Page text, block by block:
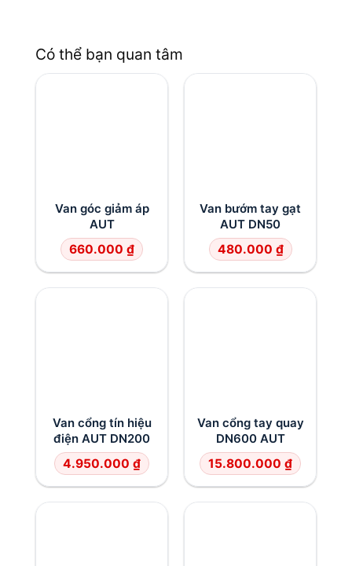
Có thể bạn quan tâm
Van góc giảm áp
AUT
660.000 ₫
Van bướm tay gạt
AUT DN50
480.000 ₫
Van cổng tín hiệu
điện AUT DN200
4.950.000 ₫
Van cổng tay quay
DN600 AUT
15.800.000 ₫